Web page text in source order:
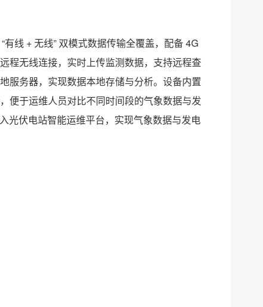
线 + 无线” 双模式数据传输全覆盖，配备 4G
程无线连接，实时上传监测数据，支持远程查
服务器，实现数据本地存储与分析。设备内置
便于运维人员对比不同时间段的气象数据与发
光伏电站智能运维平台，实现气象数据与发电